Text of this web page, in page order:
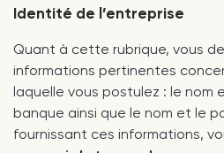
Identité de l’entreprise
Quant à cette rubrique, vous
informations pertinentes
laquelle vous postulez : le nom
banque ainsi que le nom et le
fournissant ces informations,